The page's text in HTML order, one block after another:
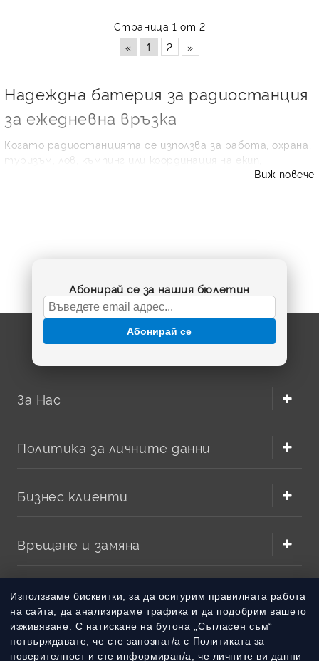
Използваме бисквитки, за да осигурим правилната работа
на сайта, да анализираме трафика и да подобрим вашето
изживяване. С натискане на бутона „Съгласен съм“
потвърждавате, че сте запознат/а с Политиката за
поверителност и сте информиран/а, че личните ви данни
Страница 1 от 2
«
1 2 »
Надеждна батерия за радиостанция
за ежедневна връзка
Когато радиостанцията се използва за работа, охрана,
туризъм, лов, къмпинг или координация на екип,
стабилното захранване е решаващо. В тази категория
Ако старата батерия се разрежда бързо, не държи
заряд или радиостанцията се изключва при предаване,
най-често решението е смяна с съвместим
акумулаторен пакет. Преди поръчка сравнете модела
на радиостанцията, напрежението, капацитета и
формата на батерията.
Съвместимост с MicroTalk
практично решение при намалено време на работа. Тя е
разреждане.
Капацитет 700 mAh за стандартна ежедневна
употреба.
Виж повече
Абонирай се за нашия бюлетин
Абонирай се
За Нас
Политика за личните данни
Бизнес клиенти
Връщане и замяна
Методи на плащане
Методи на доставка